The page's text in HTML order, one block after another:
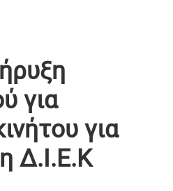
για
για
Δ.Ι.Ε.Κ